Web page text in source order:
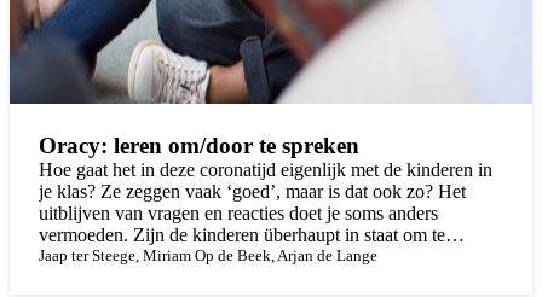
Oracy: leren om/door te spreken
Hoe gaat het in deze coronatijd eigenlijk met de kinderen in
je klas? Ze zeggen vaak ‘goed’, maar is dat ook zo? Het
uitblijven van vragen en reacties doet je soms anders
vermoeden. Zijn de kinderen überhaupt in staat om te
verwoorden wat ze voelen en vinden? Kunnen ze een goed
Jaap ter Steege, Miriam Op de Beek, Arjan de Lange